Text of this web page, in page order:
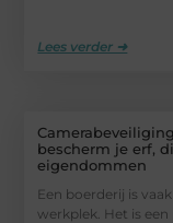
Lees verder ➜
bescherm je erf,
eigendommen
Een boerderij is
werkplek. Het is